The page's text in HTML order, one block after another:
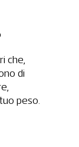
che,
di
peso.